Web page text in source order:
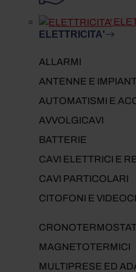
ELETTRICITA'
ALLARMI
ANTENNE E
AUTOMATISMI E
AVVOLGICAVI
BATTERIE
CAVI ELETTRICI E
CAVI PARTICOLARI
CITOFONI E
MAGNETOTERMICI
MULTIPRESE ED